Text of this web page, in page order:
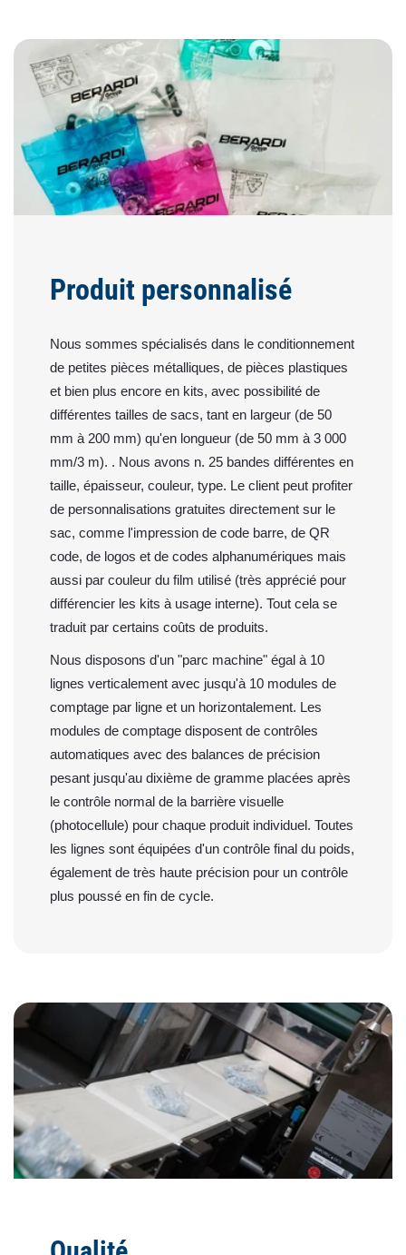
Produit personnalisé
Nous sommes spécialisés dans le conditionnement
de petites pièces métalliques, de pièces plastiques
et bien plus encore en kits, avec possibilité de
différentes tailles de sacs, tant en largeur (de 50
mm à 200 mm) qu'en longueur (de 50 mm à 3 000
mm/3 m). . Nous avons n. 25 bandes différentes en
taille, épaisseur, couleur, type. Le client peut profiter
de personnalisations gratuites directement sur le
sac, comme l'impression de code barre, de QR
code, de logos et de codes alphanumériques mais
aussi par couleur du film utilisé (très apprécié pour
différencier les kits à usage interne). Tout cela se
traduit par certains coûts de produits.
Nous disposons d'un "parc machine" égal à 10
lignes verticalement avec jusqu'à 10 modules de
comptage par ligne et un horizontalement. Les
modules de comptage disposent de contrôles
automatiques avec des balances de précision
pesant jusqu'au dixième de gramme placées après
le contrôle normal de la barrière visuelle
(photocellule) pour chaque produit individuel. Toutes
les lignes sont équipées d'un contrôle final du poids,
également de très haute précision pour un contrôle
plus poussé en fin de cycle.